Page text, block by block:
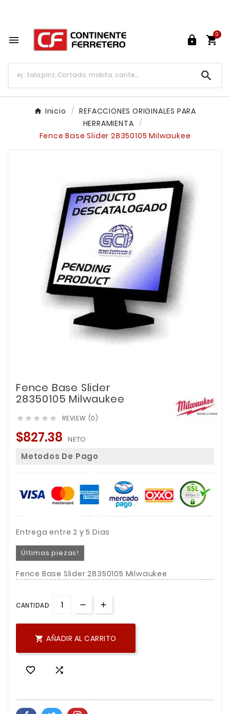
  
0

Inicio
REFACCIONES ORIGINALES PARA
HERRAMIENTA
Fence Base Slider 28350105 Milwaukee
Fence Base Slider
28350105 Milwaukee
     REVIEW (0)
$827.38 NETO
Metodos De Pago
Entrega entre 2 y 5 Dias
Últimas piezas!
Fence Base Slider 28350105 Milwaukee
CANTIDAD
 AÑADIR AL CARRITO
 